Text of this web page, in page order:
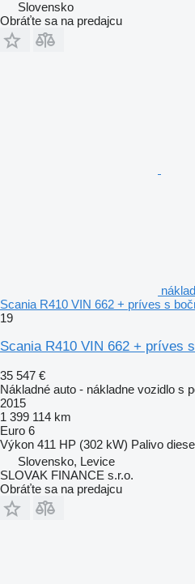
Slovensko
Obráťte sa na predajcu
Scania R410 VIN 662 + príves s
19
Scania R410 VIN 662 + príves
35 547 €
Nákladné auto - nákladne vozidlo s
2015
1 399 114 km
Euro 6
Výkon 411 HP (302 kW) Palivo
Slovensko, Levice
SLOVAK FINANCE s.r.o.
Obráťte sa na predajcu